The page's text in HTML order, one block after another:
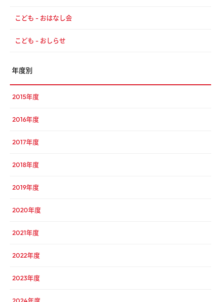
こども - おはなし会
こども - おしらせ
年度別
2015年度
2016年度
2017年度
2018年度
2019年度
2020年度
2021年度
2022年度
2023年度